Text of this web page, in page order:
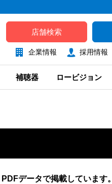
店舗検索
企業情報 採用情報
補聴器 ロービジョン
データで掲載しています。